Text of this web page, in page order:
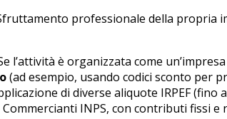
professionale della propria
l’attività è organizzata come
(ad esempio, usando codici sconto per
di diverse aliquote IRPEF (fino
INPS, con contributi fissi e